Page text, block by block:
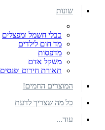
שונות
כבלי חשמל ומפצלים
מד חום לילדים
מדפסות
משקל אדם
תאורת חירום ופנסים
המוצרים החמים!
כל מה שצריך לדעת
עוד...